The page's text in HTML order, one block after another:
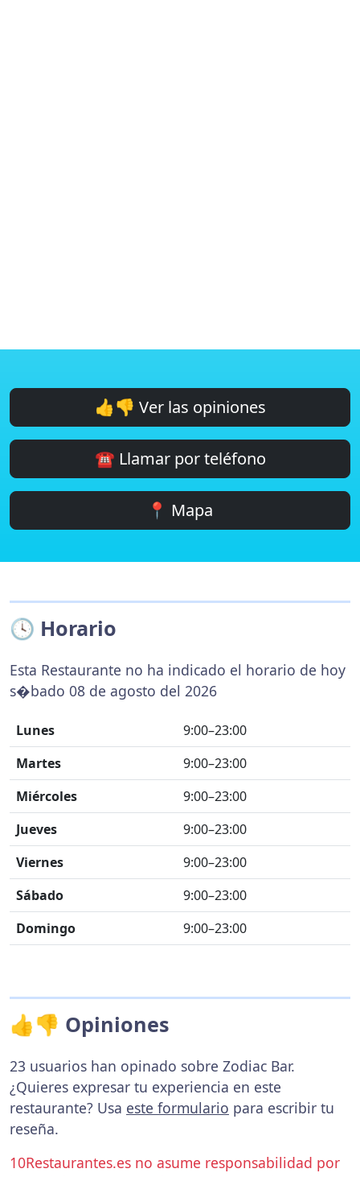
👍👎 Ver las opiniones
☎️ Llamar por teléfono
📍 Mapa
🕓 Horario
Esta Restaurante no ha indicado el horario de hoy
s�bado 08 de agosto del 2026
Lunes
9:00–23:00
Martes
9:00–23:00
Miércoles
9:00–23:00
Jueves
9:00–23:00
Viernes
9:00–23:00
Sábado
9:00–23:00
Domingo
9:00–23:00
👍👎 Opiniones
23 usuarios han opinado sobre Zodiac Bar.
¿Quieres expresar tu experiencia en este
restaurante? Usa este formulario para escribir tu
reseña.
10Restaurantes.es no asume responsabilidad por